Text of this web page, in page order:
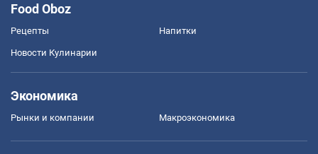
Food Oboz
Рецепты Напитки
Новости Кулинарии
Экономика
Рынки и компании Mакроэкономика